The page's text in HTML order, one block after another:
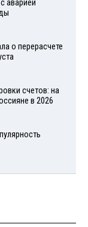
аварией
о перерасчете
счетов: на
в 2026